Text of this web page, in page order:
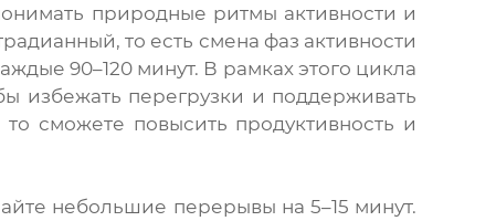
природные ритмы активности и
то есть смена фаз активности
90–120 минут. В рамках этого цикла
избежать перегрузки и поддерживать
сможете повысить продуктивность и
небольшие перерывы на 5–15 минут.